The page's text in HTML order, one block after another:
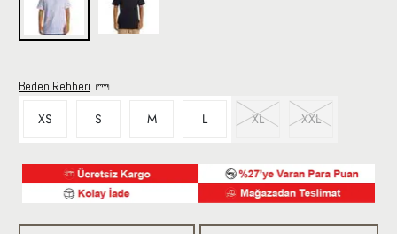
Beden Rehberi
XS S M L XL XXL